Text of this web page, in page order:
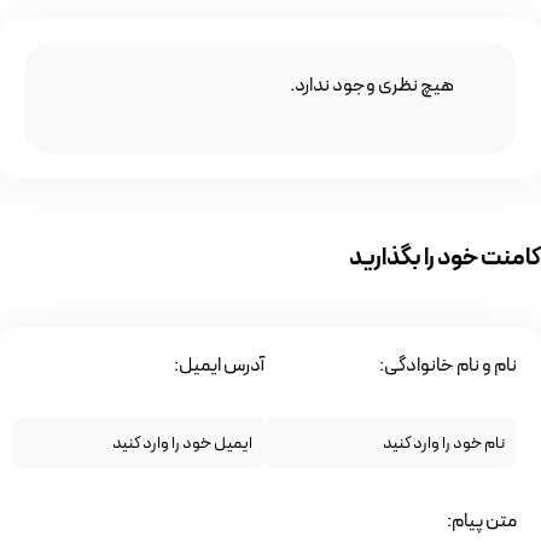
هیچ نظری وجود ندارد.
کامنت خود را بگذارید
نام و نام خانوادگی: آدرس ایمیل:
متن پیام: